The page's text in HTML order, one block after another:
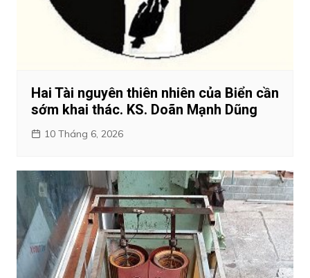
Hai Tài nguyên thiên nhiên của Biển cần
sớm khai thác. KS. Doãn Mạnh Dũng
10 Tháng 6, 2026